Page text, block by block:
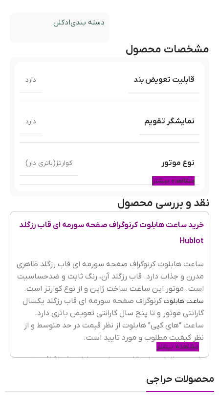
دسته بندیادکلن
مشخصات محصول
قابلیت تعویض بند دارد
نمایشگر تقویم دارد
نوع موتور کوارتز(باتری دار)
رنگ قاب
جنس قاب
رنگ بند سورمه ای
جنسیت ساعت مردانه
مشاهده بیشتر
نقد و بررسی محصول
خرید ساعت هابلوت کرنوگراف صفحه سورمه ای قاب رزگلد
Hublot
ساعت هابلوت کرنوگراف صفحه سورمه ای قاب رزگلد ظاهری
مدرن و جذاب دارد. قاب رزگلد آن، رنگ ثابت و ضدحساسیت
است. موتور این ساعت ساخت ژاپن و از نوع کوارتز است.
ساعت هابلوت کرنوگراف صفحه سورمه ای قاب رزگلد یکسال
گارانتی موتور و تا پنج سال گارانتی تعویض باتری دارد.
ساعت “های کپی” هابلوت از نظر قیمت در حد متوسط و از
نظر کیفیت مطلوب و مورد تایید است.
با بررسی المان های ظاهری ساعت هابلوت کرنوگراف صفحه
استایل اسپرت و امروزی است. گرچه ساعت بند رابر بیشتر
مشاهده بیشتر
محصولات حراجی